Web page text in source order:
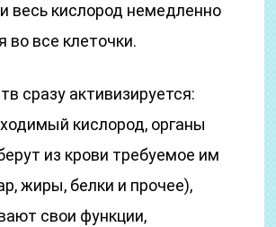
весь кислород немедленно
во все клеточки.
сразу активизируется:
кислород, органы
из крови требуемое им
жиры, белки и прочее),
свои функции,